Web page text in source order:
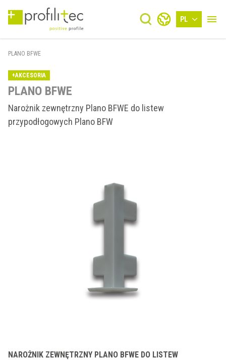
PL
PLANO BFWE
+AKCESORIA
PLANO BFWE
Narożnik zewnętrzny Plano BFWE do listew
przypodłogowych Plano BFW
NAROŻNIK ZEWNĘTRZNY PLANO BFWE DO LISTEW